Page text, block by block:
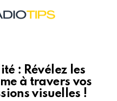
: Révélez les
à travers vos
visuelles !